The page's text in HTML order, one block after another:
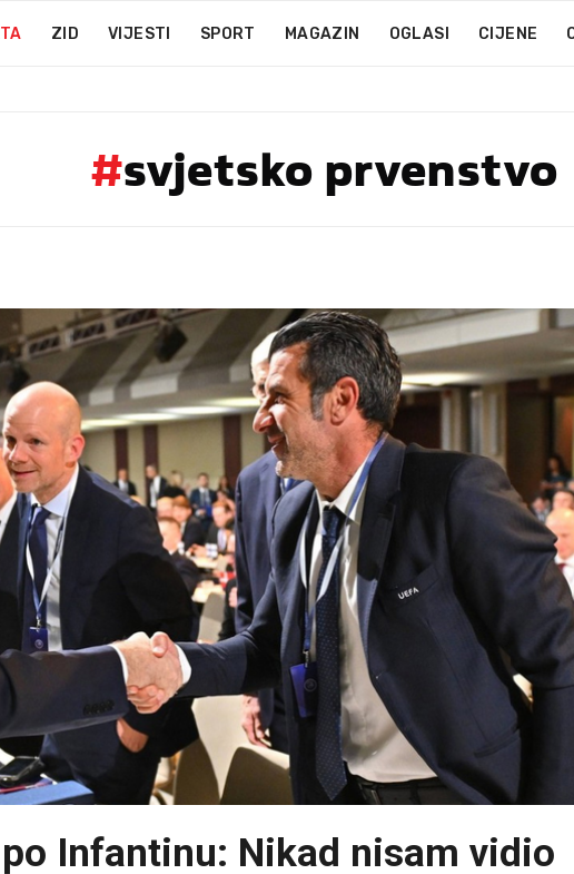
ZID VIJESTI SPORT MAGAZIN OGLASI CIJENE
#svjetsko prvenstvo
Infantinu: Nikad nisam vidio